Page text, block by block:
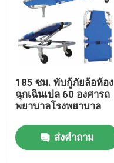
185 ซม. พับกู้ภัยล้อห้อง
ฉุกเฉินเปล 60 องศารถ
พยาบาลโรงพยาบาล
ส่งคำถาม